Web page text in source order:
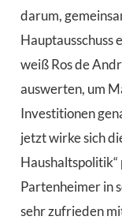
darum,
Hauptausschuss
weiß Ros de
auswerten, um
Investitionen
jetzt wirke sich
Partenheimer in
sehr zufrieden